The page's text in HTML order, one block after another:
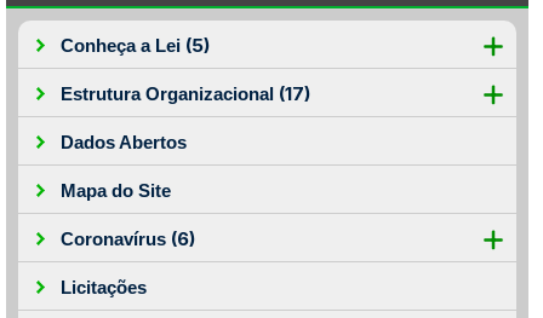
Conheça a Lei (5)
Estrutura Organizacional (17)
Dados Abertos
Mapa do Site
Coronavírus (6)
Licitações